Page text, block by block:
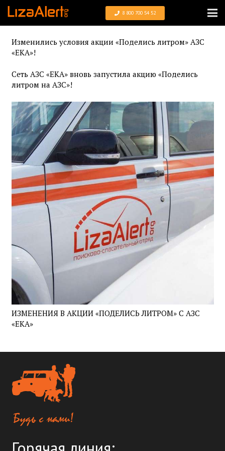
8 800 700 54 52
Изменились условия акции «Поделись литром» АЗС
«ЕКА»!
Сеть АЗС «ЕКА» вновь запустила акцию «Поделись
литром на АЗС»!
ИЗМЕНЕНИЯ В АКЦИИ «ПОДЕЛИСЬ ЛИТРОМ» С АЗС
«ЕКА»